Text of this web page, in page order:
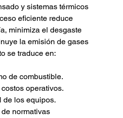
y sistemas térmicos
eficiente reduce
minimiza el desgaste
la emisión de gases
se traduce en:
de combustible.
operativos.
de los equipos.
normativas